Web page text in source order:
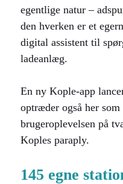
egentlige natur –
den hverken er et
digital assistent til
ladeanlæg.
En ny Kople-app
optræder også her
brugeroplevelsen på
Koples paraply.
145 egne